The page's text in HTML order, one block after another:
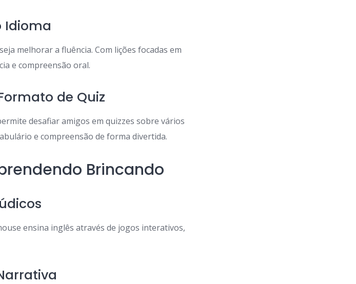
Idioma
melhorar a fluência. Com lições focadas em
e compreensão oral.
de Quiz
desafiar amigos em quizzes sobre vários
e compreensão de forma divertida.
Brincando
ensina inglês através de jogos interativos,